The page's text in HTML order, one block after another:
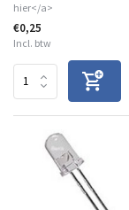
hier</a>
€0,25
Incl. btw